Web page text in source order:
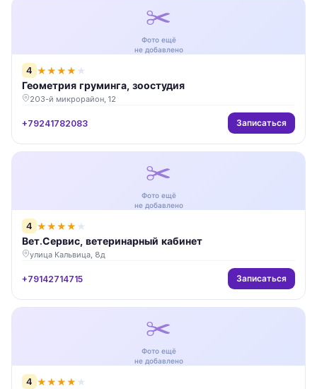
✂️
Фото ещё
не добавлено
4 ★★★★ ★
Геометрия груминга, зоостудия
203-й микрорайон, 12
+79241782083 Записаться
✂️
Фото ещё
не добавлено
4 ★★★★ ★
Вет.Сервис, ветеринарный кабинет
улица Кальвица, 8д
+79142714715 Записаться
✂️
Фото ещё
не добавлено
4 ★★★★ ★